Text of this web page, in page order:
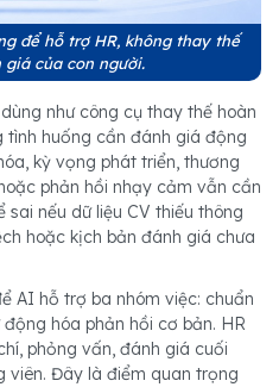
để hỗ trợ HR, không thay thế
giá của con người.
như công cụ thay thế hoàn
tình huống cần đánh giá động
kỳ vọng phát triển, thương
phản hồi nhạy cảm vẫn cần
sai nếu dữ liệu CV thiếu thông
hoặc kịch bản đánh giá chưa
AI hỗ trợ ba nhóm việc: chuẩn
hóa phản hồi cơ bản. HR
phỏng vấn, đánh giá cuối
viên. Đây là điểm quan trọng